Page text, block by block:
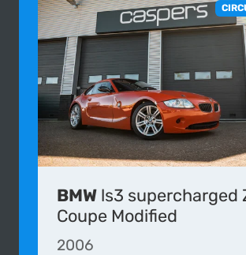
BMW ls3 supercharged
Coupe Modified
2006